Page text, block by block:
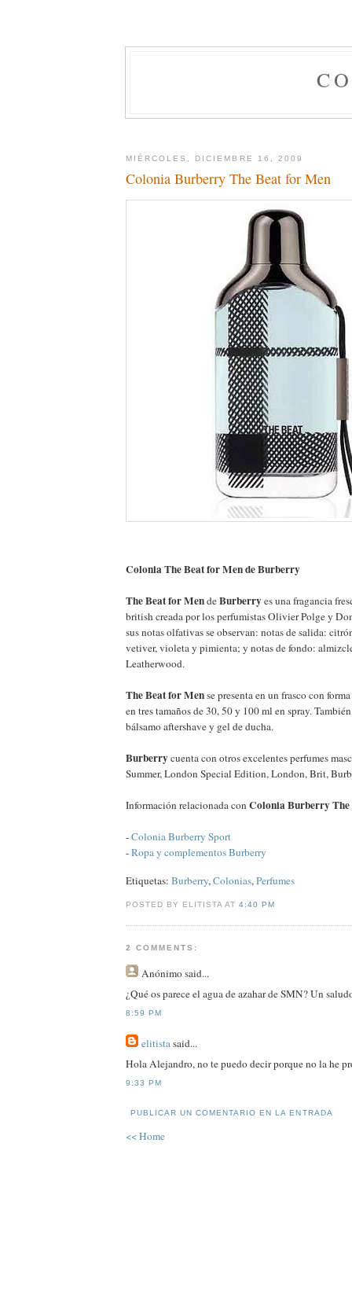
MIÉRCOLES, DICIEMBRE 16, 2009
Colonia Burberry The Beat for Men
Colonia The Beat for Men de Burberry
The Beat for MendeBurberryes una fragancia
british creada por los perfumistas Olivier Polge y
sus notas olfativas se observan: notas de salida:
vetiver, violeta y pimienta; y notas de fondo:
Leatherwood.
The Beat for Mense presenta en un frasco con
en tres tamaños de 30, 50 y 100 ml en spray.
bálsamo aftershave y gel de ducha.
Burberrycuenta con otros excelentes perfumes
Summer, London Special Edition, London, Brit,
Información relacionada con Colonia Burberry
-Colonia Burberry Sport
-Ropa y complementos Burberry
Etiquetas: Burberry,Colonias,Perfumes
POSTED BY ELITISTA AT4:40 PM
2 COMMENTS:
Anónimosaid...
¿Qué os parece el agua de azahar de SMN? Un
8:59 PM
elitistasaid...
Hola Alejandro, no te puedo decir porque no la he
9:33 PM
PUBLICAR UN COMENTARIO EN LA ENTRADA
<< Home